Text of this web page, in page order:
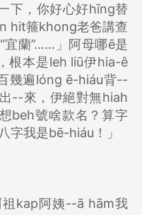
下，你好心好hīng替
hit箍khong老爸講查
宜蘭”……」阿母哪ē是
根本是leh liū伊hia-ê
幾遍lóng ē-hiáu背--
--來，伊絕對無hiah
beh號啥款名？算字
我是bē-hiáu！」
祖kap阿姨--ā hām我